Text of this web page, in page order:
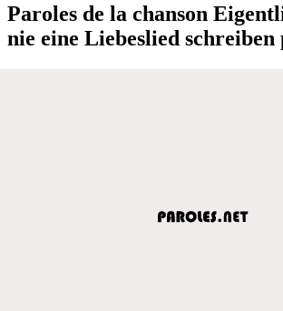
Paroles de la chanson
nie eine Liebeslied schreiben